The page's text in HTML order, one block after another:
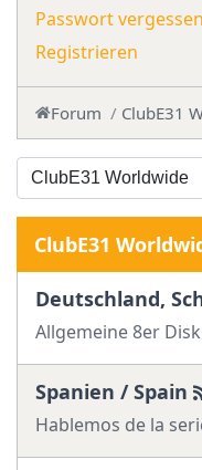
Passwort
Registrieren
Forum ClubE31
ClubE31
Deutschland,
Allgemeine 8er
Spanien / Spain
Hablemos de la